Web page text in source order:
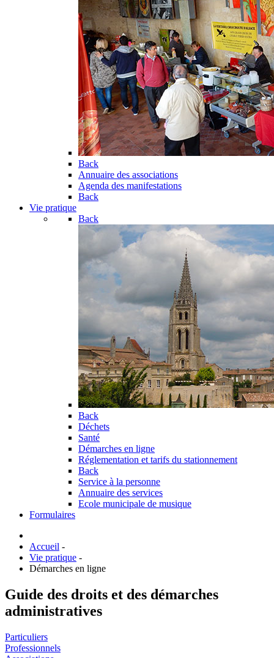
Back
Annuaire des associations
Agenda des manifestations
Back
Vie pratique
Back
Back
Déchets
Santé
Démarches en ligne
Réglementation et tarifs du stationnement
Back
Service à la personne
Annuaire des services
Ecole municipale de musique
Formulaires
Accueil -
Vie pratique -
Démarches en ligne
Guide des droits et des démarches
administratives
Particuliers
Professionnels